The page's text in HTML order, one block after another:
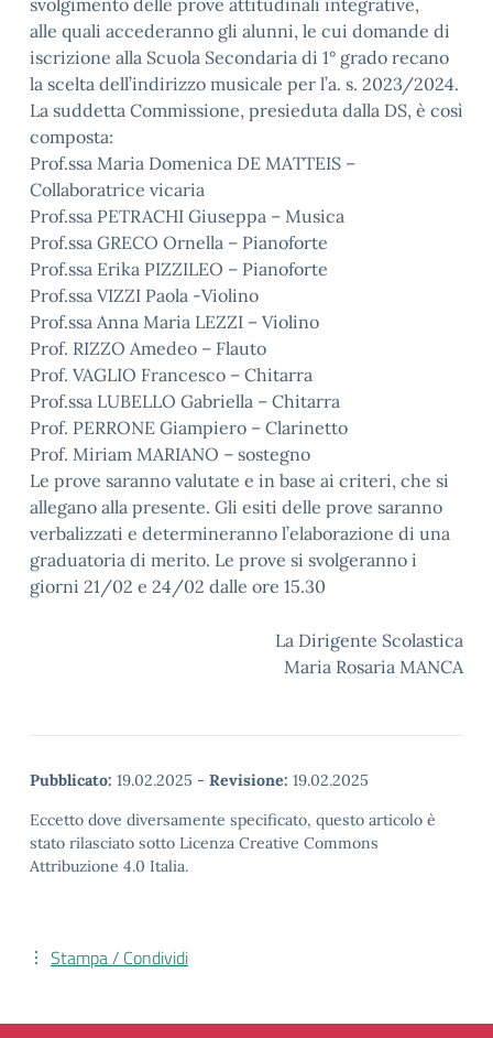
svolgimento delle prove attitudinali integrative,
alle quali accederanno gli alunni, le cui domande di
iscrizione alla Scuola Secondaria di 1° grado recano
la scelta dell’indirizzo musicale per l’a. s. 2023/2024.
La suddetta Commissione, presieduta dalla DS, è così
composta:
Prof.ssa Maria Domenica DE MATTEIS –
Collaboratrice vicaria
Prof.ssa PETRACHI Giuseppa – Musica
Prof.ssa GRECO Ornella – Pianoforte
Prof.ssa Erika PIZZILEO – Pianoforte
Prof.ssa VIZZI Paola -Violino
Prof.ssa Anna Maria LEZZI – Violino
Prof. RIZZO Amedeo – Flauto
Prof. VAGLIO Francesco – Chitarra
Prof.ssa LUBELLO Gabriella – Chitarra
Prof. PERRONE Giampiero – Clarinetto
Prof. Miriam MARIANO – sostegno
Le prove saranno valutate e in base ai criteri, che si
allegano alla presente. Gli esiti delle prove saranno
verbalizzati e determineranno l’elaborazione di una
graduatoria di merito. Le prove si svolgeranno i
giorni 21/02 e 24/02 dalle ore 15.30
La Dirigente Scolastica
Maria Rosaria MANCA
Pubblicato: 19.02.2025 - Revisione: 19.02.2025
Eccetto dove diversamente specificato, questo articolo è
stato rilasciato sotto Licenza Creative Commons
Attribuzione 4.0 Italia.
Stampa / Condividi